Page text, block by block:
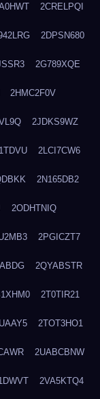
2CRELPQI
2DPSN680
2G789XQE
2HMC2F0V
2JDKS9WZ
2LCI7CW6
2N165DB2
2ODHTNIQ
2PGICZT7
2QYABSTR
2T0TIR21
2TOT3HO1
2UABCBNW
2VA5KTQ4